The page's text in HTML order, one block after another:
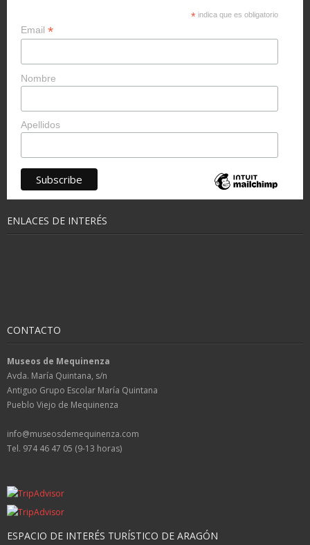
* indica que es obligatorio
Email *
Nombre
Apellidos
ENLACES DE INTERÉS
CONTACTO
Museos de Mequinenza
Avda. María Quintana, s/n
Antiguo Grupo Escolar María Quintana
Pueblo Viejo de Mequinenza
info@museosdemequinenza.com
Tel. 974 46 47 05 (9-13 horas)
ESPACIO DE INTERÉS TURÍSTICO DE ARAGÓN